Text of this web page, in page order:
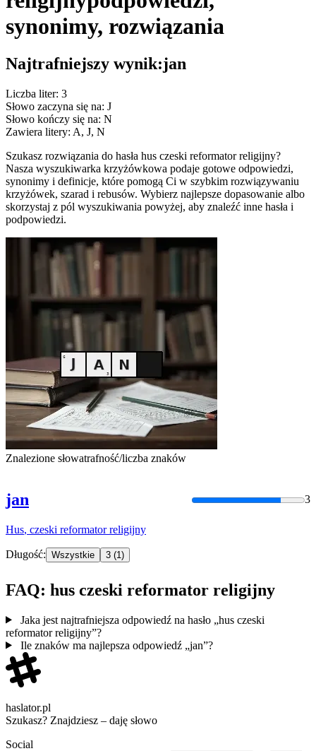
synonimy, rozwiązania
Najtrafniejszy wynik:jan
Liczba liter: 3
Słowo zaczyna się na: J
Słowo kończy się na: N
Zawiera litery: A, J, N
Szukasz rozwiązania do hasła hus czeski reformator religijny?
Nasza wyszukiwarka krzyżówkowa podaje gotowe odpowiedzi,
synonimy i definicje, które pomogą Ci w szybkim rozwiązywaniu
krzyżówek, szarad i rebusów. Wybierz najlepsze dopasowanie albo
skorzystaj z pól wyszukiwania powyżej, aby znaleźć inne hasła i
podpowiedzi.
Znalezione słowatrafność/liczba znaków
jan 3
Hus, czeski reformator religijny
Długość: Wszystkie 3 (1)
FAQ: hus czeski reformator religijny
Jaka jest najtrafniejsza odpowiedź na hasło „hus czeski
reformator religijny”?
Ile znaków ma najlepsza odpowiedź „jan”?
haslator.pl
Szukasz? Znajdziesz – daję słowo
Social